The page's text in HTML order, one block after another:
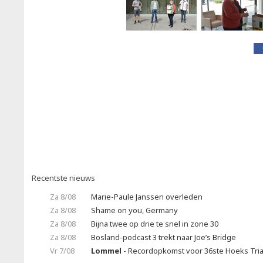
Recentste nieuws
Za 8/08
Marie-Paule Janssen overleden
Za 8/08
Shame on you, Germany
Za 8/08
Bijna twee op drie te snel in zone 30
Za 8/08
Bosland-podcast 3 trekt naar Joe’s Bridge
Vr 7/08
Lommel - Recordopkomst voor 36ste Hoeks